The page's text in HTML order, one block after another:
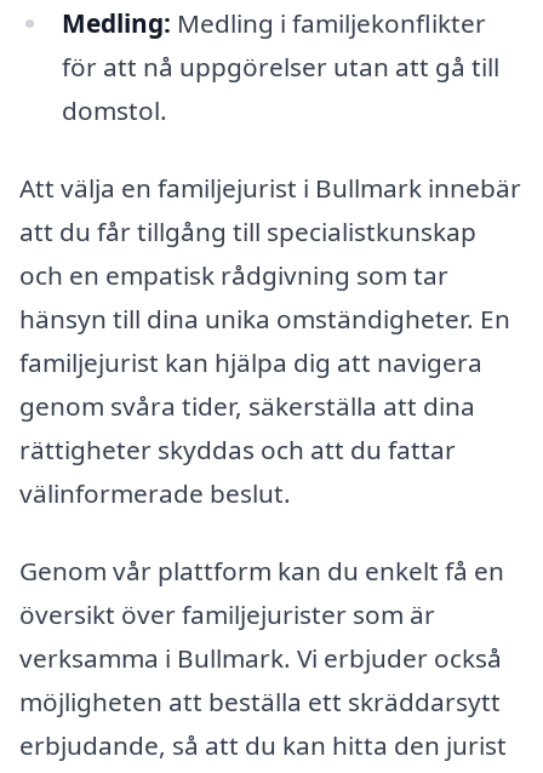
Medling: Medling i familjekonflikter
för att nå uppgörelser utan att gå till
domstol.
Att välja en familjejurist i Bullmark innebär
att du får tillgång till specialistkunskap
och en empatisk rådgivning som tar
hänsyn till dina unika omständigheter. En
familjejurist kan hjälpa dig att navigera
genom svåra tider, säkerställa att dina
rättigheter skyddas och att du fattar
välinformerade beslut.
Genom vår plattform kan du enkelt få en
översikt över familjejurister som är
verksamma i Bullmark. Vi erbjuder också
möjligheten att beställa ett skräddarsytt
erbjudande, så att du kan hitta den jurist